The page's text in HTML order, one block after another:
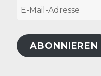
E-
Mail-
Adresse
ABONNIEREN